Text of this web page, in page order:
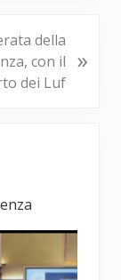
della
con il
dei Luf
»